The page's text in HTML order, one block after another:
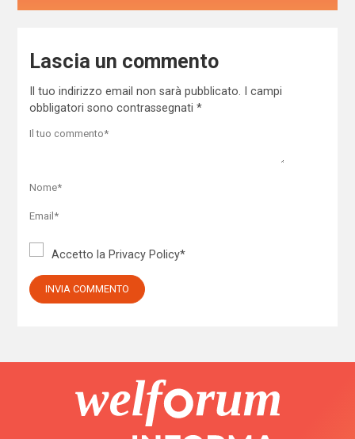
Lascia un commento
Il tuo indirizzo email non sarà pubblicato.
I campi
obbligatori sono contrassegnati *
Accetto la Privacy Policy*